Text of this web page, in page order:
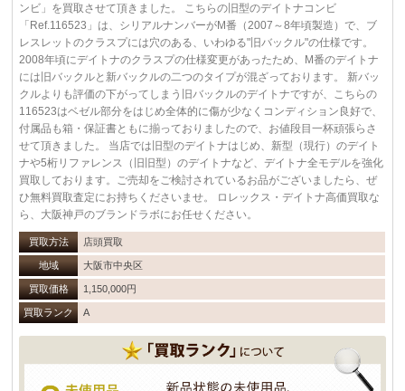
ンビ」を買取させて頂きました。 こちらの旧型のデイトナコンビ
「Ref.116523」は、シリアルナンバーがM番（2007～8年頃製造）で、ブ
レスレットのクラスプには穴のある、いわゆる"旧バックル"の仕様です。
2008年頃にデイトナのクラスプの仕様変更があったため、M番のデイトナ
には旧バックルと新バックルの二つのタイプが混ざっております。 新バッ
クルよりも評価の下がってしまう旧バックルのデイトナですが、こちらの
116523はベゼル部分をはじめ全体的に傷が少なくコンディション良好で、
付属品も箱・保証書ともに揃っておりましたので、お値段目一杯頑張らさ
せて頂きました。 当店では旧型のデイトナはじめ、新型（現行）のデイト
ナや5桁リファレンス（旧旧型）のデイトナなど、デイトナ全モデルを強化
買取しております。ご売却をご検討されているお品がございましたら、ぜ
ひ無料買取査定にお持ちくださいませ。 ロレックス・デイトナ高価買取な
ら、大阪神戸のブランドラボにお任せください。
買取方法 店頭買取
地域 大阪市中央区
買取価格 1,150,000円
買取ランク A